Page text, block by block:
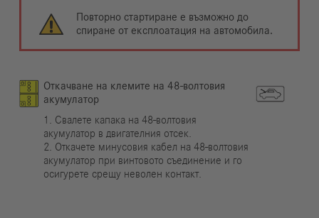
Повторно стартиране е възможно до
спиране от експлоатация на автомобила.
Откачване на клемите на 48-волтовия
акумулатор
1. Свалете капака на 48-волтовия
акумулатор в двигателния отсек.
2. Откачете минусовия кабел на 48-волтовия
акумулатор при винтовото съединение и го
осигурете срещу неволен контакт.